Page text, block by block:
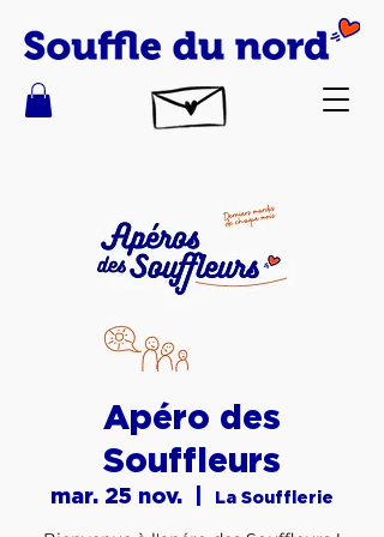
Apéro des
Souffleurs
mar. 25 nov. La Soufflerie